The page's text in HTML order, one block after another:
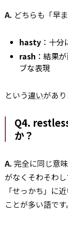
A. どちらも「早
hasty ：十
rash ：結果
ブな表現
という違いがあり
Q4.
か？
A. 完全に同じ意
がなくそわそわし
「せっかち」に
ことが多い語です。